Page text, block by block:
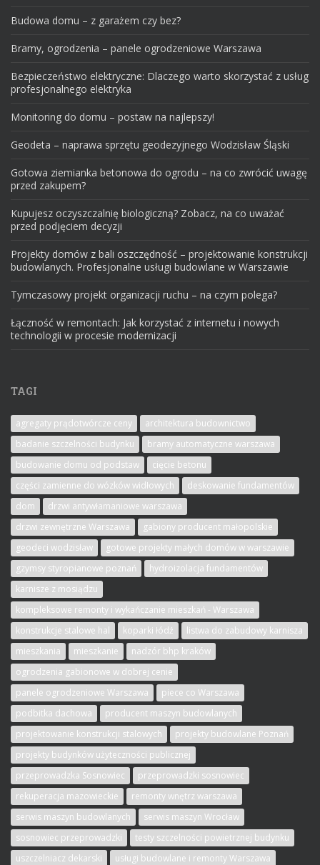
Budowa domu – z garażem czy bez?
Bramy, ogrodzenia – panele ogrodzeniowe Warszawa
Bezpieczeństwo elektryczne: Dlaczego warto skorzystać z usług
profesjonalnego elektryka
Monitoring do domu – postaw na najlepszy!
Geodeta – naprawa sprzętu geodezyjnego Wodzisław Śląski
Gotowa ziemianka betonowa do ogrodu – na co zwrócić uwagę
przed zakupem?
Kupujesz oczyszczalnię biologiczną? Zobacz, na co uważać
przed podjęciem decyzji
Projekty domów z bali oszczędność – projektowanie konstrukcji
budowlanych. Profesjonalne usługi budowlane w Warszawie
Tymczasowy projekt organizacji ruchu – na czym polega?
Łączność w remontach: Jak korzystać z internetu i nowych
technologii w procesie modernizacji
TAGI
agregaty prądotwórcze ceny
architektura budownictwo
badanie szczelności budynku
bramy automatyczne warszawa
budowanie domu od podstaw
cięcie betonu
części zamienne do wózków widłowych
deskowanie fundamentów
dom
drzwi antywłamaniowe warszawa
drzwi zewnętrzne Warszawa
gabiony producent małopolskie
geodeci wodzisław
gotowe projekty małych domów w warszawie
gzymsy styropianowe poznań
hydroizolacja fundamentów
karnisze z mosiądzu
kompleksowe remonty i wykańczanie mieszkań - Warszawa
konstrukcje stalowe hal
koparki łódź
listwa do zabudowy karnisza
mieszkania
mieszkanie
nadzór bhp kraków
ogrodzenia gabionowe w dobrej cenie
panele ogrodzeniowe Warszawa
piece co Warszawa
podbitka dachowa
producent maszyn budowlanych
projektowanie konstrukcji stalowych
projekty budowlane Poznań
projekty budynków użyteczności publicznej
przeprowadzka Sosnowiec
przeprowadzki sosnowiec
rekuperacja mazowieckie
remonty wnętrz warszawa
serwis maszyn budowlanych
serwis maszyn Wrocław
sosnowiec przeprowadzki
testy szczelności powietrznej budynku
uszczelniacz dekarski
usługi budowlane i remonty Warszawa